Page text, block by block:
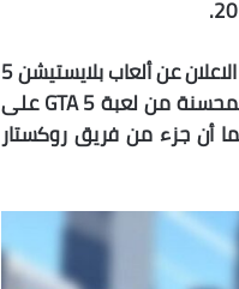
نتذكر في وقت سابق كيف كان المعجبين متشوقين للغاية حول إعلان GTA 6 أثناء حدث الاعلان عن ألعاب بلايستيشن 5
قبل عدة أشهر، ولكن سرعان ماخيبت روكستار أمل الجميع بإعلانها عن اصدار النسخة المحسنة من لعبة GTA 5 على
أن جزء من فريق روكستار